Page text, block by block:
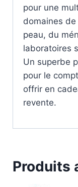
pour une
domaines
peau, du
laboratoires
Un superbe
pour le
offrir en
revente.
Produits